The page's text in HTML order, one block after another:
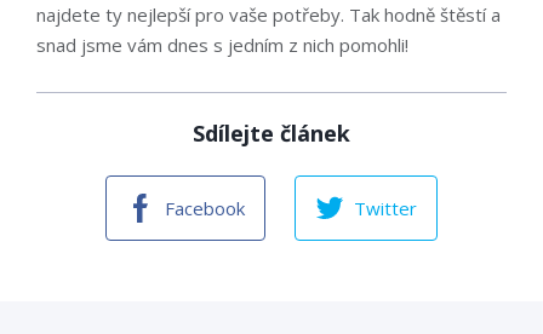
najdete ty nejlepší pro vaše potřeby. Tak hodně štěstí a
snad jsme vám dnes s jedním z nich pomohli!
Sdílejte článek
Facebook Twitter